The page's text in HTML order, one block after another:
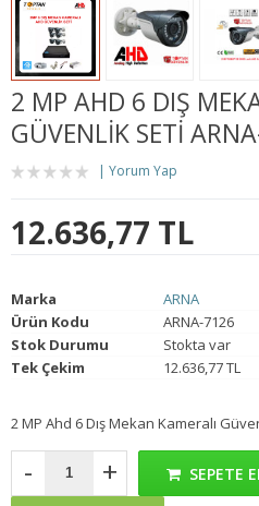
2 MP AHD 6 DIŞ
GÜVENLIK SETI
Yorum Yap
12.636,77 TL
Marka
ARNA
Ürün Kodu
ARNA-7126
Stok Durumu
Stokta var
Tek Çekim
12.636,77 TL
2 MP Ahd 6 Dış Mekan Kameralı
- + SEPETE